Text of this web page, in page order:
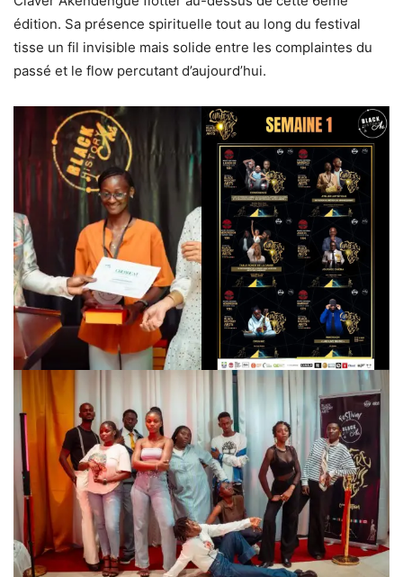
édition. Sa présence spirituelle tout au long du festival
tisse un fil invisible mais solide entre les complaintes du
passé et le flow percutant d’aujourd’hui.